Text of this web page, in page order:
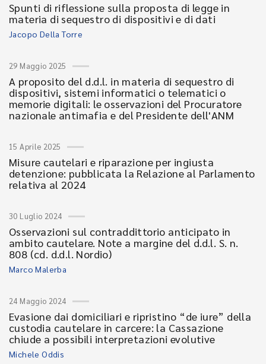
Spunti di riflessione sulla proposta di legge in
materia di sequestro di dispositivi e di dati
Jacopo Della Torre
29 Maggio 2025
A proposito del d.d.l. in materia di sequestro di
dispositivi, sistemi informatici o telematici o
memorie digitali: le osservazioni del Procuratore
nazionale antimafia e del Presidente dell'ANM
15 Aprile 2025
Misure cautelari e riparazione per ingiusta
detenzione: pubblicata la Relazione al Parlamento
relativa al 2024
30 Luglio 2024
Osservazioni sul contraddittorio anticipato in
ambito cautelare. Note a margine del d.d.l. S. n.
808 (cd. d.d.l. Nordio)
Marco Malerba
24 Maggio 2024
Evasione dai domiciliari e ripristino “de iure” della
custodia cautelare in carcere: la Cassazione
chiude a possibili interpretazioni evolutive
Michele Oddis